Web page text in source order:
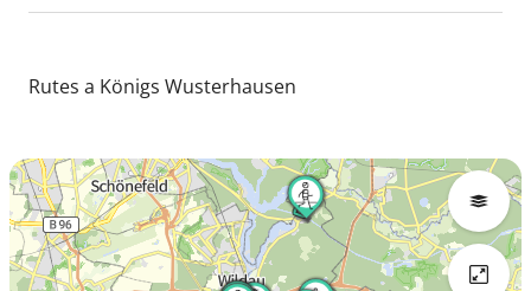
Rutes a Königs Wusterhausen